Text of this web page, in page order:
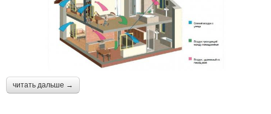
читать дальше →